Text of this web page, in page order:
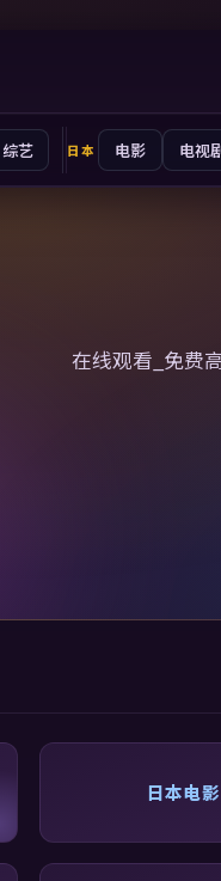
综艺 日本 电影 电视
在线观看_免费
日本电影